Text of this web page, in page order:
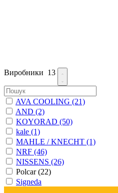
Виробники 13
AVA COOLING (21)
AND (2)
KOYORAD (50)
kale (1)
MAHLE / KNECHT (1)
NRF (46)
NISSENS (26)
Polcar(22)
Signeda